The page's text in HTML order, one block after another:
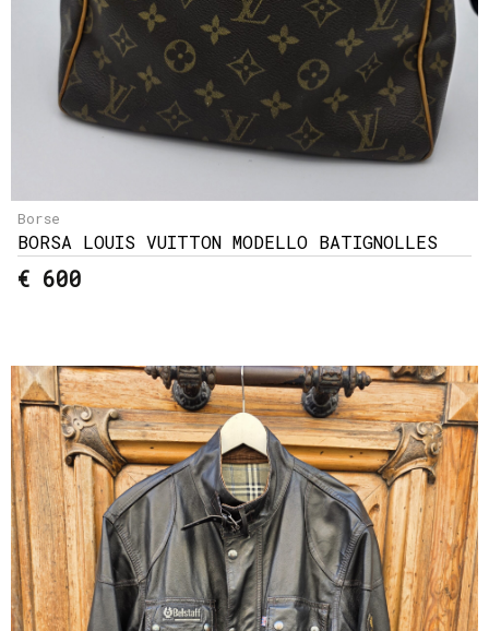
Borse
BORSA LOUIS VUITTON MODELLO BATIGNOLLES
€ 600